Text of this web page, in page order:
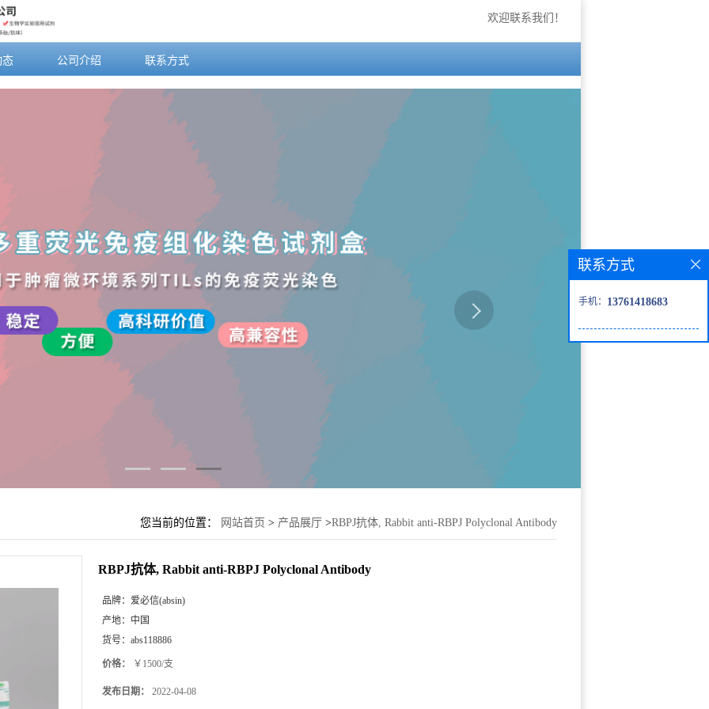
欢迎联系我们！
态 公司介绍 联系方式
您当前的位置： 网站首页 > 产品展厅 >RBPJ抗体, Rabbit anti-RBPJ Polyclonal Antibody
RBPJ抗体, Rabbit anti-RBPJ Polyclonal Antibody
品牌： 爱必信(absin)
产地： 中国
货号： abs118886
价格： ￥1500/支
发布日期： 2022-04-08
联系方式
手机： 13761418683